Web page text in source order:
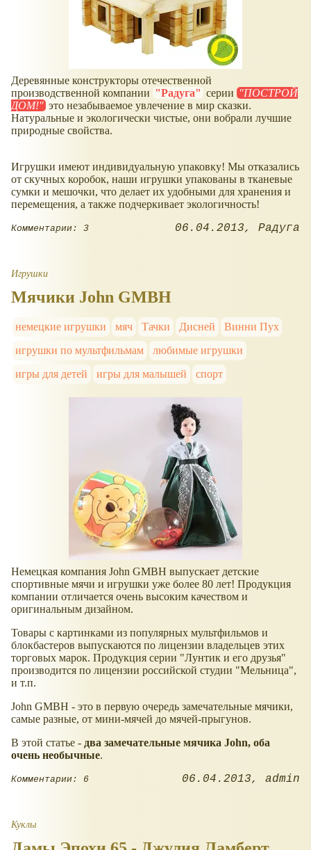
Деревянные конструкторы отечественной
производственной компании "Радуга" серии "ПОСТРОЙ
ДОМ!" это незабываемое увлечение в мир сказки.
Натуральные и экологически чистые, они вобрали лучшие
природные свойства.
Игрушки имеют индивидуальную упаковку! Мы отказались
от скучных коробок, наши игрушки упакованы в тканевые
сумки и мешочки, что делает их удобными для хранения и
перемещения, а также подчеркивает экологичность!
Комментарии: 3 06.04.2013 Радуга
Игрушки
Мячики John GMBH
немецкие игрушки мяч Тачки Дисней
Винни Пух
игрушки по мультфильмам
любимые игрушки
игры для детей
игры для малышей спорт
Немецкая компания John GMBH выпускает детские
спортивные мячи и игрушки уже более 80 лет! Продукция
компании отличается очень высоким качеством и
оригинальным дизайном.
Товары с картинками из популярных мультфильмов и
блокбастеров выпускаются по лицензии владельцев этих
торговых марок. Продукция серии "Лунтик и его друзья"
производится по лицензии российской студии "Мельница",
и т.п.
John GMBH - это в первую очередь замечательные мячики,
самые разные, от мини-мячей до мячей-прыгунов.
В этой статье - два замечательные мячика John, оба
очень необычные.
Комментарии: 6 06.04.2013 admin
Куклы